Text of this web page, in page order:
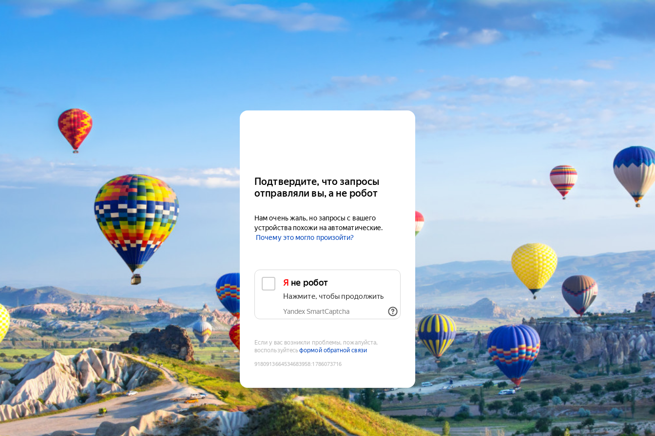
Подтвердите, что запросы
отправляли вы, а не робот
Нам очень жаль, но запросы с вашего
устройства похожи на автоматические.
Почему это могло произойти?
Я не робот
Нажмите, чтобы продолжить
Yandex SmartCaptcha
Если у вас возникли проблемы, пожалуйста,
воспользуйтесьформой обратной связи
9180913664534683958:1786073716